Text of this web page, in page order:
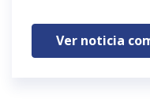
Ver noticia